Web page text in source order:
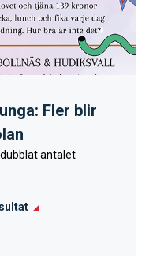
Fler blir
antalet